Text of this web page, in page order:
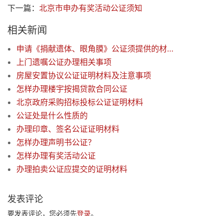
下一篇： 北京市申办有奖活动公证须知
相关新闻
申请《捐献遗体、眼角膜》公证须提供的材料（免收公证费）
上门遗嘱公证办理相关事项
房屋安置协议公证证明材料及注意事项
怎样办理楼宇按揭贷款合同公证
北京政府采购招标投标公证证明材料
公证处是什么性质的
办理印章、签名公证证明材料
怎样办理声明书公证？
怎样办理有奖活动公证
办理拍卖公证应提交的证明材料
发表评论
要发表评论，您必须先登录。